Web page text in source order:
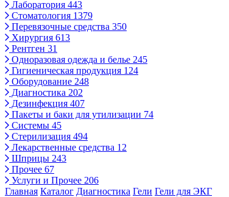
Лаборатория 443
Стоматология 1379
Перевязочные средства 350
Хирургия 613
Рентген 31
Одноразовая одежда и белье 245
Гигиеническая продукция 124
Оборудование 248
Диагностика 202
Дезинфекция 407
Пакеты и баки для утилизации 74
Системы 45
Стерилизация 494
Лекарственные средства 12
Шприцы 243
Прочее 67
Услуги и Прочее 206
Главная Каталог Диагностика Гели Гели для ЭКГ